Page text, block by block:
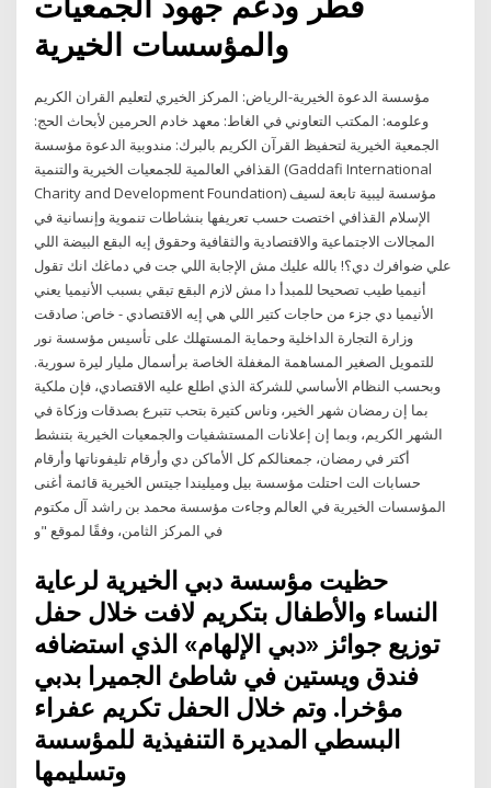
والمؤسسات الخيرية
مؤسسة الدعوة الخيرية-الرياض: المركز الخيري لتعليم القران الكريم
وعلومه: المكتب التعاوني في الغاط: معهد خادم الحرمين لأبحاث الحج:
الجمعية الخيرية لتحفيظ القرآن الكريم بالبرك: مندوبية الدعوة مؤسسة
القذافي العالمية للجمعيات الخيرية والتنمية (Gaddafi International
Charity and Development Foundation) مؤسسة ليبية تابعة لسيف
الإسلام القذافي اختصت حسب تعريفها بنشاطات تنموية وإنسانية في
المجالات الاجتماعية والاقتصادية والثقافية وحقوق إيه البقع البيضة اللي
علي ضوافرك دي؟! بالله عليك مش الإجابة اللي جت في دماغك انك تقول
أنيميا طيب تصحيحا للمبدأ دا مش لازم البقع تبقي بسبب الأنيميا يعني
الأنيميا دي جزء من حاجات كتير اللي هي إيه الاقتصادي - خاص: صادقت
وزارة التجارة الداخلية وحماية المستهلك على تأسيس مؤسسة نور
للتمويل الصغير المساهمة المغفلة الخاصة برأسمال مليار ليرة سورية.
وبحسب النظام الأساسي للشركة الذي اطلع عليه الاقتصادي، فإن ملكية
بما إن رمضان شهر الخير، وناس كتيرة بتحب تتبرع بصدقات وزكاة في
الشهر الكريم، وبما إن إعلانات المستشفيات والجمعيات الخيرية بتنشط
أكتر في رمضان، جمعنالكم كل الأماكن دي وأرقام تليفوناتها وأرقام
حسابات الت احتلت مؤسسة بيل وميليندا جيتس الخيرية قائمة أغنى
المؤسسات الخيرية في العالم وجاءت مؤسسة محمد بن راشد آل مكتوم
في المركز الثامن، وفقًا لموقع "و
حظيت مؤسسة دبي الخيرية لرعاية
النساء والأطفال بتكريم لافت خلال حفل
توزيع جوائز «دبي الإلهام» الذي استضافه
فندق ويستين في شاطئ الجميرا بدبي
مؤخرا. وتم خلال الحفل تكريم عفراء
البسطي المديرة التنفيذية للمؤسسة
وتسليمها